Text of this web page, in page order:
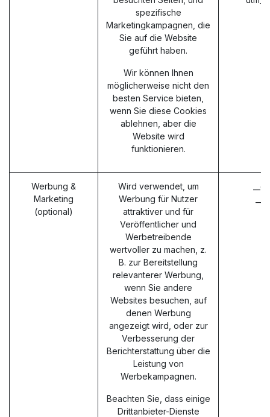
spezifische
Marketingkampagnen, die
Sie auf die Website
geführt haben.
Wir können Ihnen
möglicherweise nicht den
besten Service bieten,
wenn Sie diese Cookies
ablehnen, aber die
Website wird
funktionieren.
Werbung &
Marketing
(optional)
Wird verwendet, um
Werbung für Nutzer
attraktiver und für
Veröffentlicher und
Werbetreibende
wertvoller zu machen, z.
B. zur Bereitstellung
relevanterer Werbung,
wenn Sie andere
Websites besuchen, auf
denen Werbung
angezeigt wird, oder zur
Verbesserung der
Berichterstattung über die
Leistung von
Werbekampagnen.
Beachten Sie, dass einige
Drittanbieter-Dienste